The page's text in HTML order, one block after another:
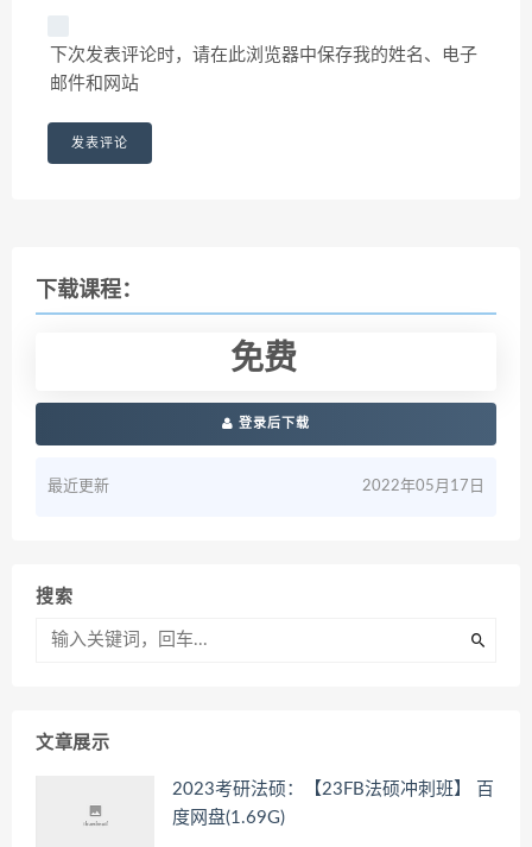
下次发表评论时，请在此浏览器中保存我的姓名、电子
邮件和网站
下载课程：
免费
登录后下载
最近更新 2022年05月17日
搜索
文章展示
2023考研法硕：【23FB法硕冲刺班】 百
度网盘(1.69G)